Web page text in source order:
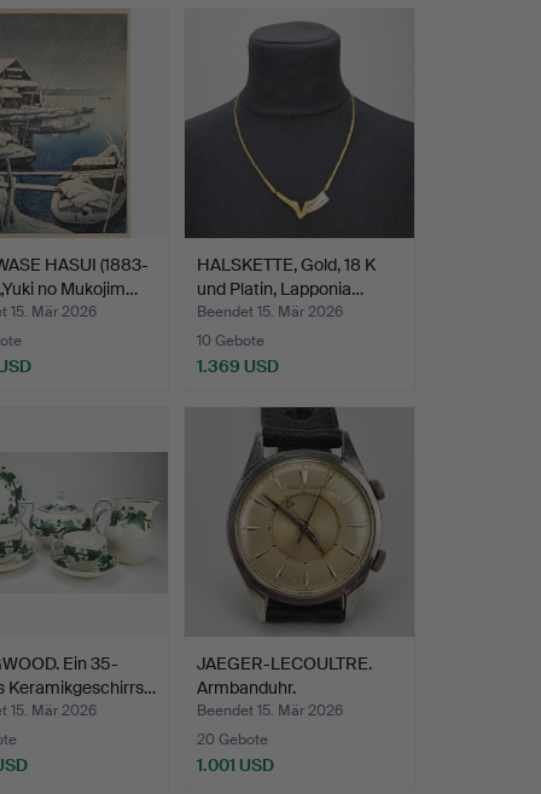
HASUI (1883-
no Mukojim…
15. Mär 2026
HALSKETTE, Gold, 18 K
und Platin, Lapponia…
Beendet 15. Mär 2026
10 Gebote
1.369 USD
Ein 35-
Keramikgeschirrs…
15. Mär 2026
JAEGER-LECOULTRE.
Armbanduhr.
Beendet 15. Mär 2026
20 Gebote
1.001 USD